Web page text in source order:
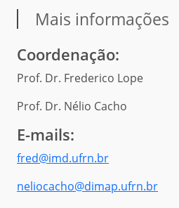
Mais informações
Coordenação:
Prof. Dr. Frederico Lope
Prof. Dr. Nélio Cacho
E-mails:
fred@imd.ufrn.br
neliocacho@dimap.ufrn.br